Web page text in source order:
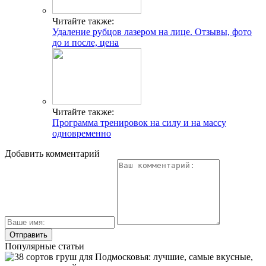
Читайте также:
Удаление рубцов лазером на лице. Отзывы, фото
до и после, цена
Читайте также:
Программа тренировок на силу и на массу
одновременно
Добавить комментарий
Популярные статьи